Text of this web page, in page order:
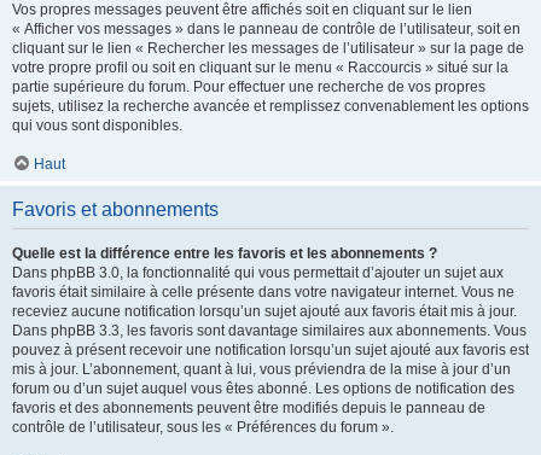
Vos propres messages peuvent être affichés soit en cliquant sur le lien
« Afficher vos messages » dans le panneau de contrôle de l’utilisateur, soit en
cliquant sur le lien « Rechercher les messages de l’utilisateur » sur la page de
votre propre profil ou soit en cliquant sur le menu « Raccourcis » situé sur la
partie supérieure du forum. Pour effectuer une recherche de vos propres
sujets, utilisez la recherche avancée et remplissez convenablement les options
qui vous sont disponibles.
Haut
Favoris et abonnements
Quelle est la différence entre les favoris et les abonnements ?
Dans phpBB 3.0, la fonctionnalité qui vous permettait d’ajouter un sujet aux
favoris était similaire à celle présente dans votre navigateur internet. Vous ne
receviez aucune notification lorsqu’un sujet ajouté aux favoris était mis à jour.
Dans phpBB 3.3, les favoris sont davantage similaires aux abonnements. Vous
pouvez à présent recevoir une notification lorsqu’un sujet ajouté aux favoris est
mis à jour. L’abonnement, quant à lui, vous préviendra de la mise à jour d’un
forum ou d’un sujet auquel vous êtes abonné. Les options de notification des
favoris et des abonnements peuvent être modifiés depuis le panneau de
contrôle de l’utilisateur, sous les « Préférences du forum ».